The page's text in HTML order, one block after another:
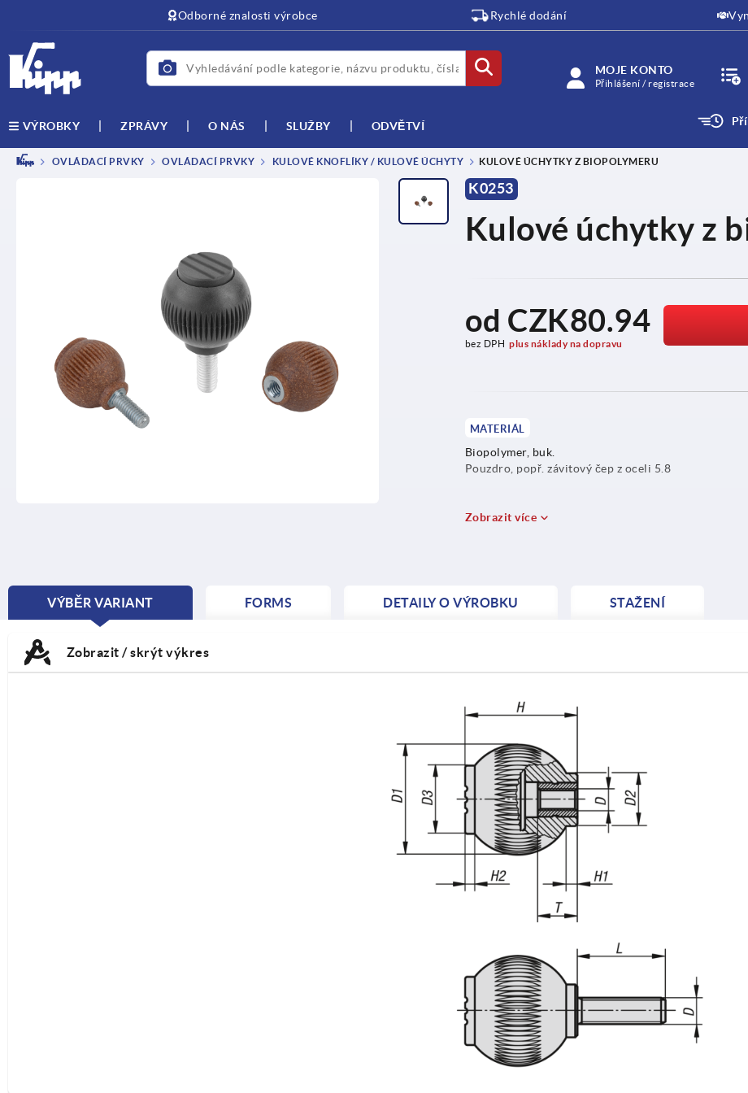
Odborné znalosti výrobce Rychlé dodání
MOJE KONTO
Přihlášení / registrace
VÝROBKY ZPRÁVY O NÁS SLUŽBY ODVĚTVÍ
OVLÁDACÍ PRVKY OVLÁDACÍ PRVKY KULOVÉ KNOFLÍKY / KULOVÉ ÚCHYTY KULOVÉ ÚCHYTKY Z BIOPOLYMERU
K0253
Kulové úchytky z
od CZK80.94
bez DPH plus náklady na dopravu
MATERIÁL
Biopolymer, buk.
Pouzdro, popř. závitový čep z oceli 5.8
Zobrazit více
VÝBĚR VARIANT
CURRENT
FORMS DETAILY O VÝROBKU STAŽENÍ
Zobrazit / skrýt výkres